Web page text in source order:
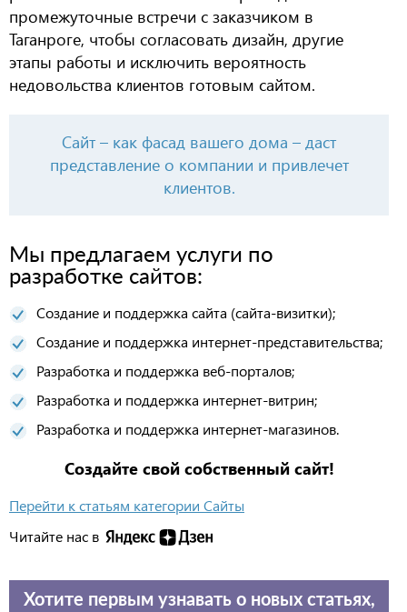
промежуточные встречи с заказчиком в
Таганроге, чтобы согласовать дизайн, другие
этапы работы и исключить вероятность
недовольства клиентов готовым сайтом.
Сайт – как фасад вашего дома – даст
представление о компании и привлечет
клиентов.
Мы предлагаем услуги по
разработке сайтов:
Создание и поддержка сайта (сайта-визитки);
Создание и поддержка интернет-представительства;
Разработка и поддержка веб-порталов;
Разработка и поддержка интернет-витрин;
Разработка и поддержка интернет-магазинов.
Создайте свой собственный сайт!
Перейти к статьям категории Сайты
Читайте нас в
Хотите первым узнавать о новых статьях,